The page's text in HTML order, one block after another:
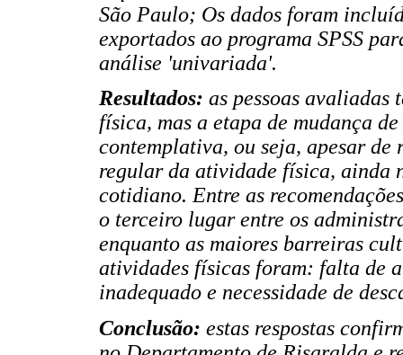
São Paulo; Os dados foram
exportados ao programa SPSS
análise 'univariada'.
Resultados: as pessoas avaliadas
física, mas a etapa de mudança
contemplativa, ou seja, apesar
regular da atividade física, ainda
cotidiano. Entre as
o terceiro lugar entre os
enquanto as maiores barreiras
atividades físicas foram: falta de
inadequado e necessidade de
Conclusão: estas respostas